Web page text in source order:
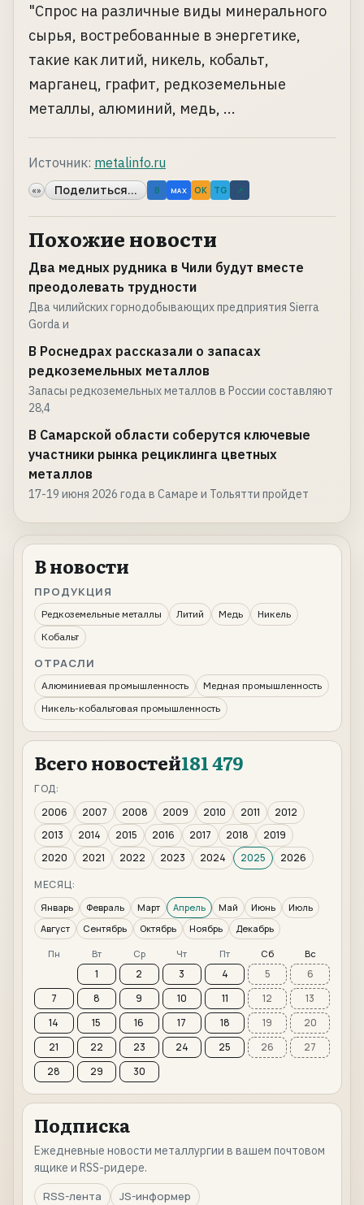
"Спрос на различные виды минерального
сырья, востребованные в энергетике,
такие как литий, никель, кобальт,
марганец, графит, редкоземельные
металлы, алюминий, медь, ...
Источник: metalinfo.ru
«» Поделиться... B MAX OK TG ↗
Похожие новости
Два медных рудника в Чили будут вместе
преодолевать трудности
Два чилийских горнодобывающих предприятия Sierra
Gorda и
В Роснедрах рассказали о запасах
редкоземельных металлов
Запасы редкоземельных металлов в России составляют
28,4
В Самарской области соберутся ключевые
участники рынка рециклинга цветных
металлов
17-19 июня 2026 года в Самаре и Тольятти пройдет
В новости
ПРОДУКЦИЯ
Редкоземельные металлы Литий Медь
Никель
Кобальт
ОТРАСЛИ
Алюминиевая промышленность
Медная промышленность
Никель-кобальтовая промышленность
Всего новостей181 479
ГОД:
2006
2007 2008 2009 2010 2011
2012
2013
2014 2015 2016 2017 2018
2019
2020
2021 2022 2023 2024 2025
2026
МЕСЯЦ:
Январь Февраль Март Апрель Май Июнь
Июль
Август
Сентябрь Октябрь Ноябрь Декабрь
Пн Вт Ср Чт Пт Сб Вс
1 2 3 4 5
6
7
8 9 10 11 12
13
14
15 16 17 18 19
20
21
22 23 24 25 26
27
28
29 30
Подписка
Ежедневные новости металлургии в вашем почтовом
ящике и RSS-ридере.
RSS-лента
JS-информер